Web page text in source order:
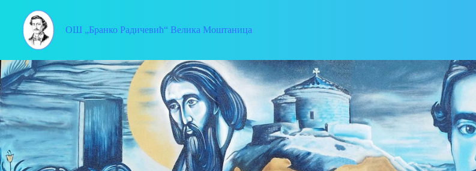
content
ОШ „Бранко Радичевић“ Велика Моштаница